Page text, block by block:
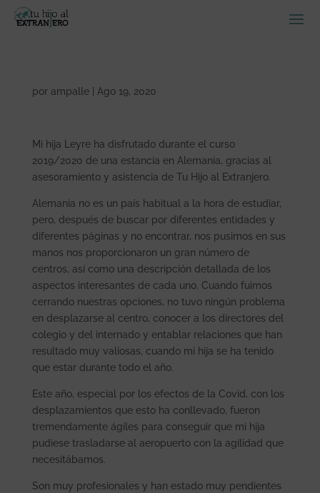
por ampalle| Ago 19, 2020
Mi hija Leyre ha disfrutado durante el curso
2019/2020 de una estancia en Alemania, gracias al
asesoramiento y asistencia de Tu Hijo al Extranjero.
Alemania no es un país habitual a la hora de estudiar,
pero, después de buscar por diferentes entidades y
diferentes páginas y no encontrar, nos pusimos en sus
manos nos proporcionaron un gran número de
centros, así como una descripción detallada de los
aspectos interesantes de cada uno. Cuando fuimos
cerrando nuestras opciones, no tuvo ningún problema
en desplazarse al centro, conocer a los directores del
colegio y del internado y entablar relaciones que han
resultado muy valiosas, cuando mi hija se ha tenido
que estar durante todo el año.
Este año, especial por los efectos de la Covid, con los
desplazamientos que esto ha conllevado, fueron
tremendamente ágiles para conseguir que mi hija
pudiese trasladarse al aeropuerto con la agilidad que
necesitábamos.
Son muy profesionales y han estado muy pendientes